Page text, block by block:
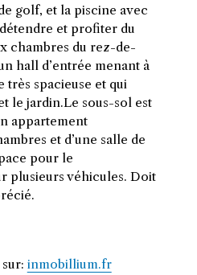
golf, et la piscine avec
et profiter du
chambres du rez-de-
hall d’entrée menant à
très spacieuse et qui
le jardin.Le sous-sol est
appartement
et d’une salle de
pour le
plusieurs véhicules. Doit
inmobillium.fr